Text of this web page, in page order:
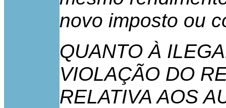
novo imposto ou
QUANTO À
VIOLAÇÃO DO
RELATIVA AOS